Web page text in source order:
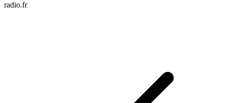
radio.fr